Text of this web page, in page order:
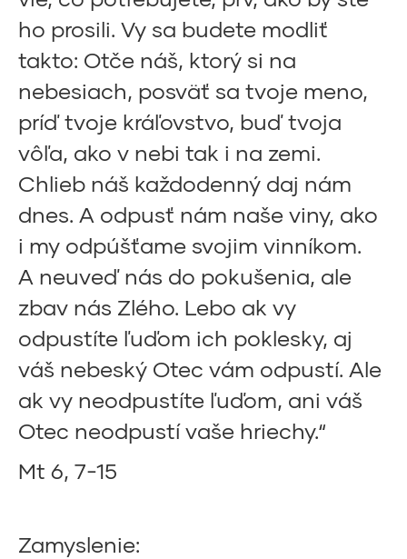
ho prosili. Vy sa budete modliť
takto: Otče náš, ktorý si na
nebesiach, posväť sa tvoje meno,
príď tvoje kráľovstvo, buď tvoja
vôľa, ako v nebi tak i na zemi.
Chlieb náš každodenný daj nám
dnes. A odpusť nám naše viny, ako
i my odpúšťame svojim vinníkom.
A neuveď nás do pokušenia, ale
zbav nás Zlého. Lebo ak vy
odpustíte ľuďom ich poklesky, aj
váš nebeský Otec vám odpustí. Ale
ak vy neodpustíte ľuďom, ani váš
Otec neodpustí vaše hriechy.“
Mt 6, 7-15
Zamyslenie: